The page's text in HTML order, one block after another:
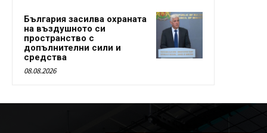
България засилва охраната
на въздушното си
пространство с
допълнителни сили и
средства
08.08.2026